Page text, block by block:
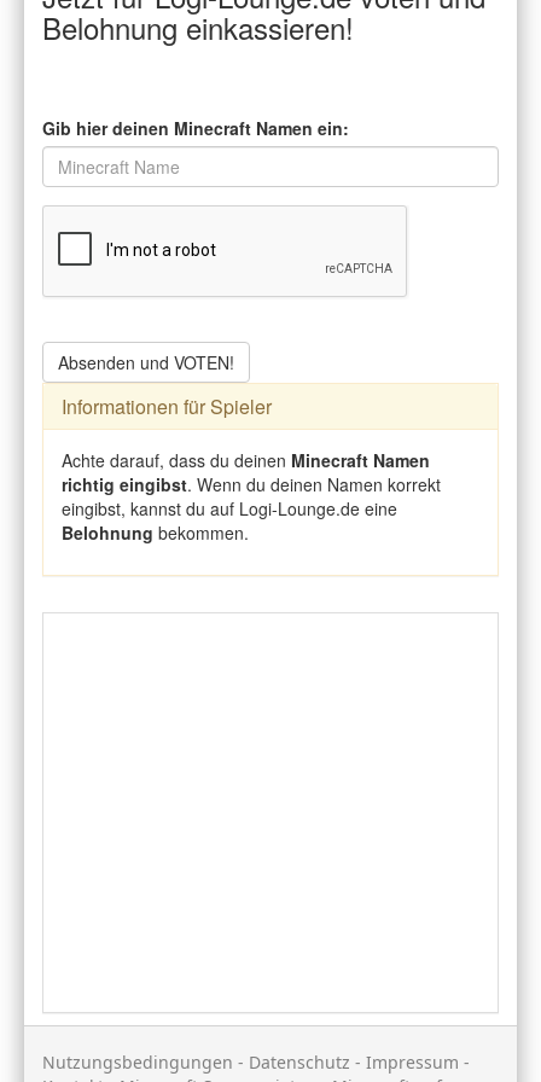
Belohnung einkassieren!
Gib hier deinen Minecraft Namen ein:
Absenden und VOTEN!
Informationen für Spieler
Achte darauf, dass du deinen Minecraft Namen
richtig eingibst. Wenn du deinen Namen korrekt
eingibst, kannst du auf Logi-Lounge.de eine
Belohnung bekommen.
Nutzungsbedingungen - Datenschutz - Impressum -